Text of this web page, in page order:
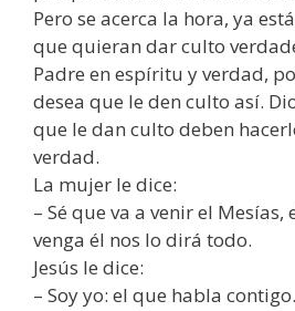
Pero se acerca la hora, ya
que quieran dar culto
Padre en espíritu y verdad,
desea que le den culto así.
que le dan culto deben
verdad.
La mujer le dice:
– Sé que va a venir el Mesías,
venga él nos lo dirá todo.
Jesús le dice:
– Soy yo: el que habla contigo.